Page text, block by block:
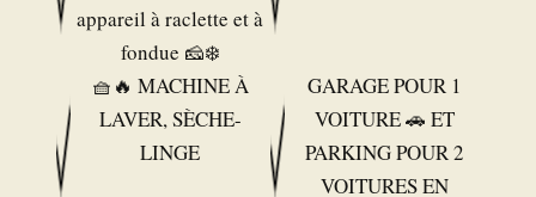
appareil à raclette et à
fondue 🧀❄️
🧺🔥 MACHINE À
LAVER, SÈCHE-
LINGE
GARAGE POUR 1
VOITURE 🚗 ET
PARKING POUR 2
VOITURES EN